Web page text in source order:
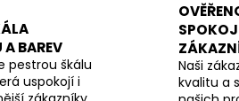
A BAREV
pestrou škálu
uspokojí i
Naši
kvalitu a